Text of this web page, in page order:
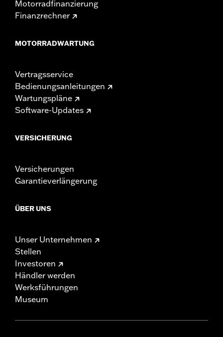
Motorradfinanzierung
Finanzrechner
MOTORRADWARTUNG
Vertragsservice
Bedienungsanleitungen
Wartungspläne
Software-Updates
VERSICHERUNG
Versicherungen
Garantieverlängerung
ÜBER UNS
Unser Unternehmen
Stellen
Investoren
Händler werden
Werksführungen
Museum